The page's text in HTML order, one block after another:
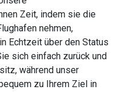
Zeit, indem sie die
nehmen,
Echtzeit über den Status
sich einfach zurück und
während unser
zu Ihrem Ziel in